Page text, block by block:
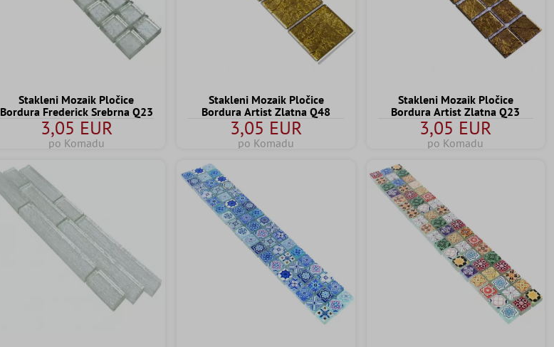
Stakleni Mozaik Pločice
Bordura Frederick Srebrna Q23
3,05 EUR
po Komadu
Stakleni Mozaik Pločice
Bordura Artist Zlatna Q48
3,05 EUR
po Komadu
Stakleni Mozaik Pločice
Bordura Artist Zlatna Q23
3,05 EUR
po Komadu